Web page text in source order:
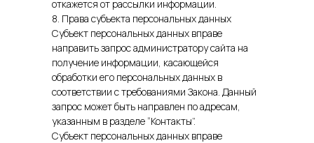
откажется от рассылки информации.
8. Права субъекта персональных данных
Субъект персональных данных вправе
направить запрос администратору сайта на
получение информации, касающейся
обработки его персональных данных в
соответствии с требованиями Закона. Данный
запрос может быть направлен по адресам,
указанным в разделе “Контакты”.
Субъект персональных данных вправе